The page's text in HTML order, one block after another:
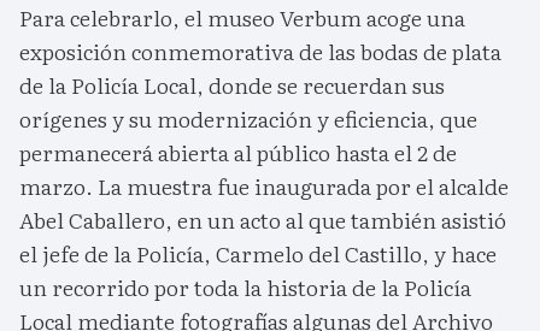
Para celebrarlo, el museo Verbum acoge una
exposición conmemorativa de las bodas de plata
de la Policía Local, donde se recuerdan sus
orígenes y su modernización y eficiencia, que
permanecerá abierta al público hasta el 2 de
marzo. La muestra fue inaugurada por el alcalde
Abel Caballero, en un acto al que también asistió
el jefe de la Policía, Carmelo del Castillo, y hace
un recorrido por toda la historia de la Policía
Local mediante fotografías algunas del Archivo